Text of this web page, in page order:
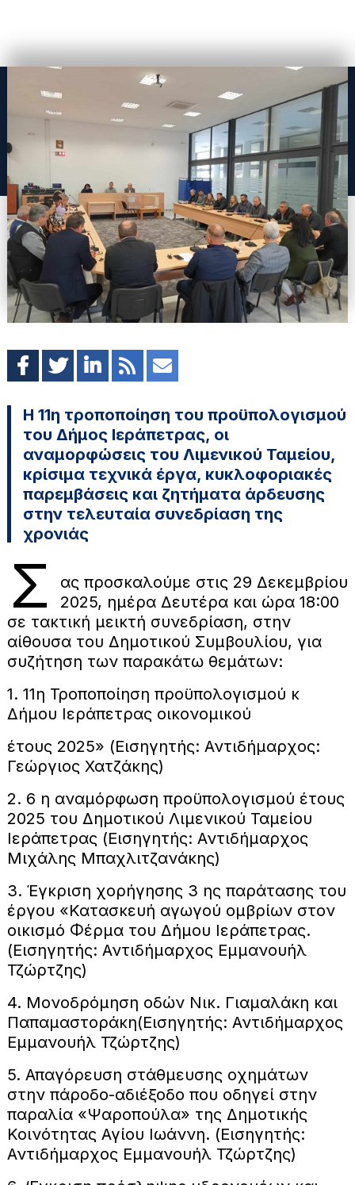
Η 11η τροποποίηση του προϋπολογισμού
του Δήμος Ιεράπετρας, οι
αναμορφώσεις του Λιμενικού Ταμείου,
κρίσιμα τεχνικά έργα, κυκλοφοριακές
παρεμβάσεις και ζητήματα άρδευσης
στην τελευταία συνεδρίαση της
χρονιάς
Σ
ας προσκαλούμε στις 29 Δεκεμβρίου
2025, ημέρα Δευτέρα και ώρα 18:00
σε τακτική μεικτή συνεδρίαση, στην
αίθουσα του Δημοτικού Συμβουλίου, για
συζήτηση των παρακάτω θεμάτων:
1. 11η Τροποποίηση προϋπολογισμού κ
Δήμου Ιεράπετρας οικονομικού
έτους 2025» (Εισηγητής: Αντιδήμαρχος:
Γεώργιος Χατζάκης)
2. 6 η αναμόρφωση προϋπολογισμού έτους
2025 του Δημοτικού Λιμενικού Ταμείου
Ιεράπετρας (Εισηγητής: Αντιδήμαρχος
Μιχάλης Μπαχλιτζανάκης)
3. Έγκριση χορήγησης 3 ης παράτασης του
έργου «Κατασκευή αγωγού ομβρίων στον
οικισμό Φέρμα του Δήμου Ιεράπετρας.
(Εισηγητής: Αντιδήμαρχος Εμμανουήλ
Τζώρτζης)
4. Μονοδρόμηση οδών Νικ. Γιαμαλάκη και
Παπαμαστοράκη(Εισηγητής: Αντιδήμαρχος
Εμμανουήλ Τζώρτζης)
5. Απαγόρευση στάθμευσης οχημάτων
στην πάροδο-αδιέξοδο που οδηγεί στην
παραλία «Ψαροπούλα» της Δημοτικής
Κοινότητας Αγίου Ιωάννη. (Εισηγητής:
Αντιδήμαρχος Εμμανουήλ Τζώρτζης)